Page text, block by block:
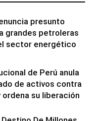
presunto
grandes petroleras
sector energético
de Perú anula
de activos contra
ordena su liberación